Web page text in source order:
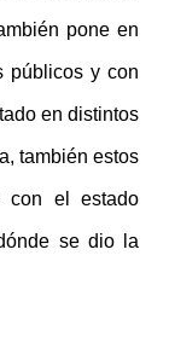
pone en
públicos y con
en distintos
también estos
con el estado
se dio la